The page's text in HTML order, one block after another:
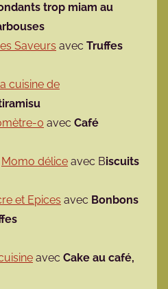
trop miam au
Saveurs avec Truffes
cuisine de
0 avec Café
Momo délice avec Biscuits
et Epices avec Bonbons
avec Cake au café,